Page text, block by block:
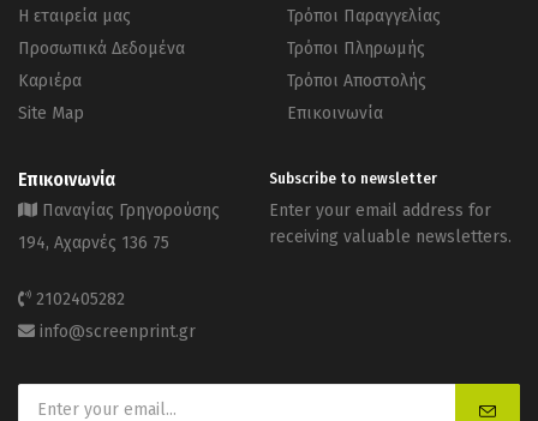
Η εταιρεία μας
Προσωπικά Δεδομένα
Καριέρα
Site Map
Τρόποι Παραγγελίας
Τρόποι Πληρωμής
Τρόποι Αποστολής
Επικοινωνία
Επικοινωνία
Παναγίας Γρηγορούσης
194, Αχαρνές 136 75
2102405282
info@screenprint.gr
Subscribe to newsletter
Enter your email address for
receiving valuable newsletters.